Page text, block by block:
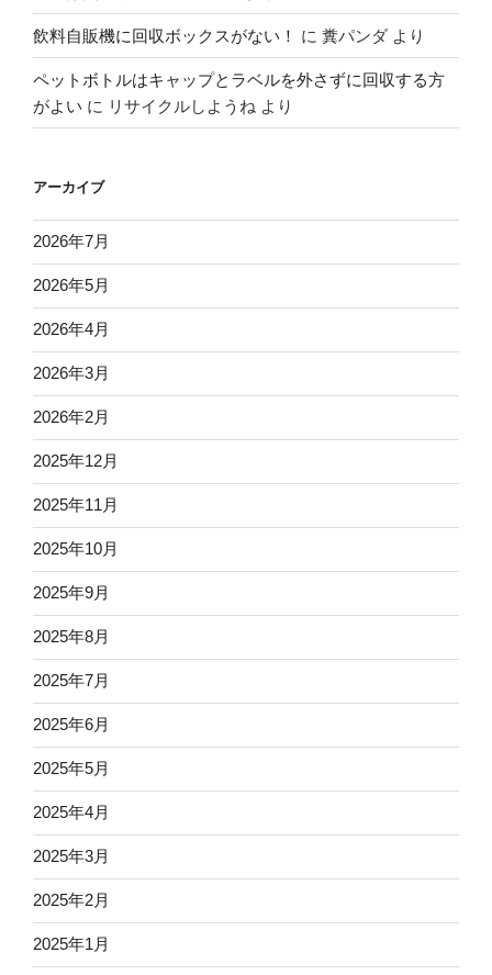
飲料自販機に回収ボックスがない！ に 糞パンダ より
ペットボトルはキャップとラベルを外さずに回収する方
がよい に リサイクルしようね より
アーカイブ
2026年7月
2026年5月
2026年4月
2026年3月
2026年2月
2025年12月
2025年11月
2025年10月
2025年9月
2025年8月
2025年7月
2025年6月
2025年5月
2025年4月
2025年3月
2025年2月
2025年1月